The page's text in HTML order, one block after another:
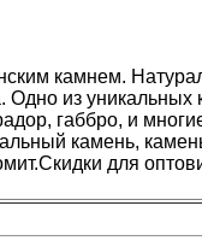
камнем.
Одно из
габбро, и
камень,
для